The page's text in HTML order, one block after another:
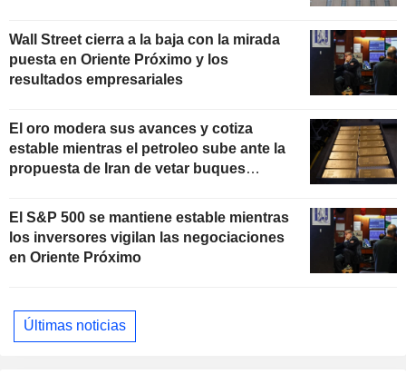
Wall Street cierra a la baja con la mirada
puesta en Oriente Próximo y los
resultados empresariales
El oro modera sus avances y cotiza
estable mientras el petroleo sube ante la
propuesta de Iran de vetar buques
El S&P 500 se mantiene estable mientras
los inversores vigilan las negociaciones
en Oriente Próximo
Últimas noticias